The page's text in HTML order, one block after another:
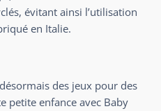
évitant ainsi l’utilisation
en Italie.
des jeux pour des
petite enfance avec Baby